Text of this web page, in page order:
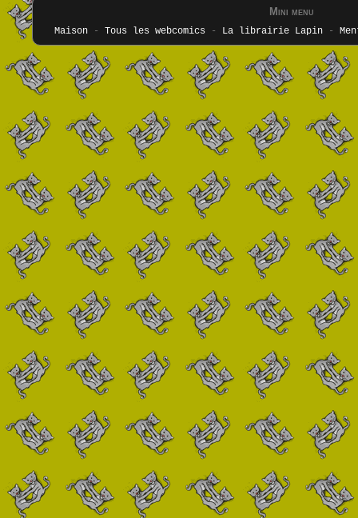
Mini menu
Maison- Tous les webcomics - La librairie Lapin-